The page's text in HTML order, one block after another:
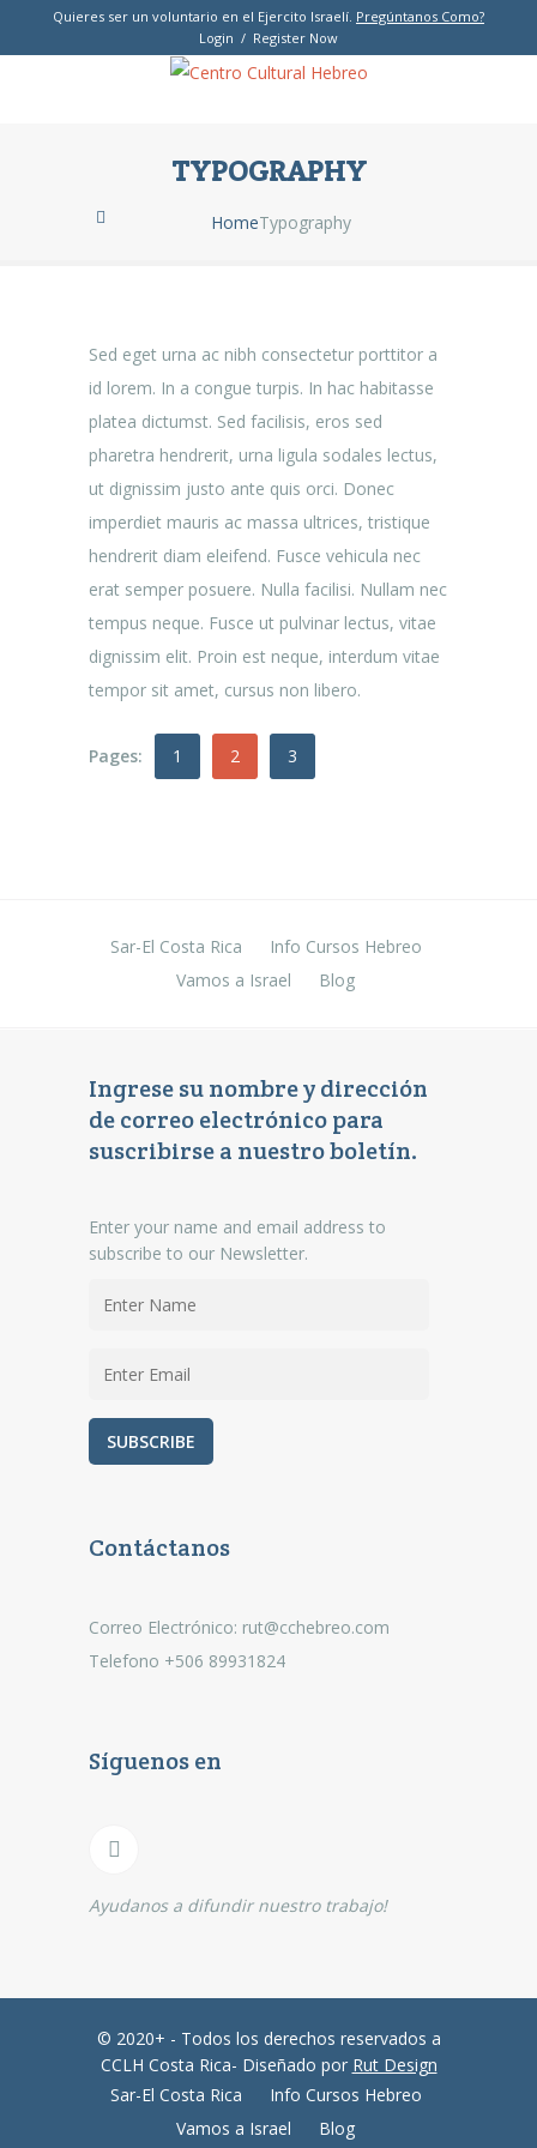
Quieres ser un voluntario en el Ejercito Israelí. Pregúntanos Como?
Login / Register Now
TYPOGRAPHY
HomeTypography
Sed eget urna ac nibh consectetur porttitor a
id lorem. In a congue turpis. In hac habitasse
platea dictumst. Sed facilisis, eros sed
pharetra hendrerit, urna ligula sodales lectus,
ut dignissim justo ante quis orci. Donec
imperdiet mauris ac massa ultrices, tristique
hendrerit diam eleifend. Fusce vehicula nec
erat semper posuere. Nulla facilisi. Nullam nec
tempus neque. Fusce ut pulvinar lectus, vitae
dignissim elit. Proin est neque, interdum vitae
tempor sit amet, cursus non libero.
Pages: 1 2 3
Sar-El Costa Rica
Info Cursos Hebreo
Vamos a Israel
Blog
Ingrese su nombre y dirección
de correo electrónico para
suscribirse a nuestro boletín.
Enter your name and email address to
subscribe to our Newsletter.
Contáctanos
Correo Electrónico: rut@cchebreo.com
Telefono +506 89931824
Síguenos en
Ayudanos a difundir nuestro trabajo!
© 2020+ - Todos los derechos reservados a
CCLH Costa Rica- Diseñado por Rut Design
Sar-El Costa Rica
Info Cursos Hebreo
Vamos a Israel
Blog